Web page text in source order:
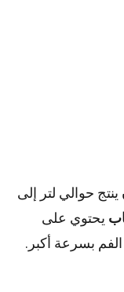
ينتج حوالي لتر إلى
يحتوي على
بسرعة أكبر.